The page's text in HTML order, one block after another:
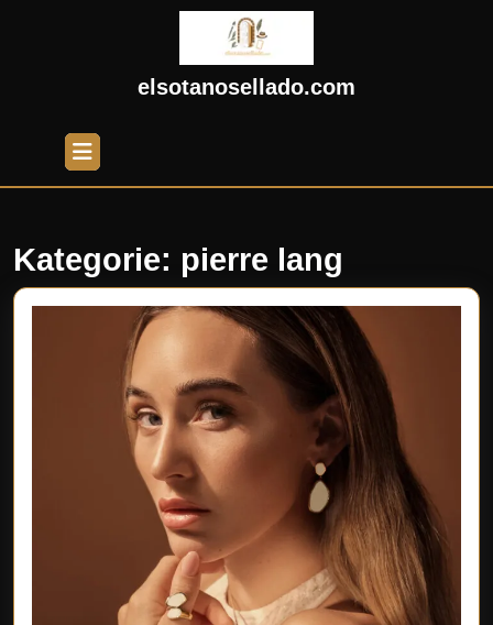
elsotanosellado.com
Open
Button
Kategorie: pierre lang